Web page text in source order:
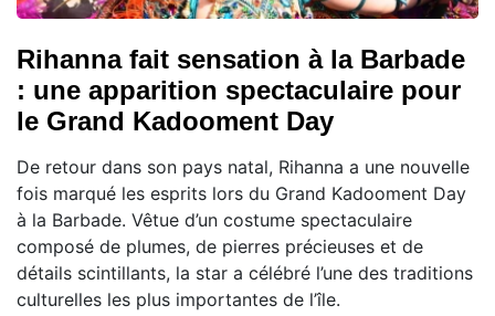
Rihanna fait sensation à la Barbade
: une apparition spectaculaire pour
le Grand Kadooment Day
De retour dans son pays natal, Rihanna a une nouvelle
fois marqué les esprits lors du Grand Kadooment Day
à la Barbade. Vêtue d’un costume spectaculaire
composé de plumes, de pierres précieuses et de
détails scintillants, la star a célébré l’une des traditions
culturelles les plus importantes de l’île.